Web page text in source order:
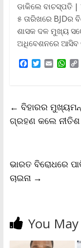
ଡାକିଲେ ବାଚସ୍ପତି |
୫ ତାରିଖରେ BJDର
ଶାସକ ଦଳ ମୁଖ୍ୟ
ଅଧିବେଶନରେ ଆସିବ
F
o
o
k
T
e
r
E
W
A
p
p
i
← ବିହାରର
ଗ୍ରହଣ କଲେ ନୀତିଶ
ଭାରତ ବିରୋଧରେ
ଚାଇନା →
You